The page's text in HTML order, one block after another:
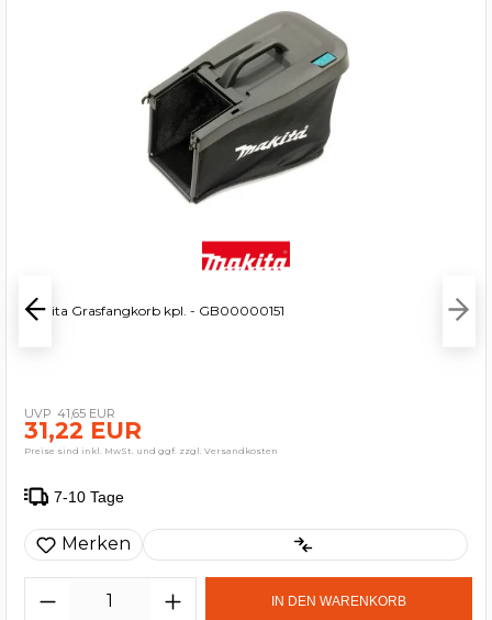
Makita Grasfangkorb kpl. - GB00000151
41,65 EUR
31,22 EUR
Preise sind inkl. MwSt. und ggf. zzgl. Versandkosten
7-10 Tage
Merken
IN DEN WARENKORB